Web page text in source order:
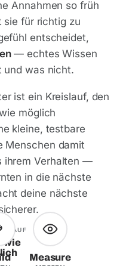
Annahmen so früh
sie für richtig zu
entscheidet,
— echtes Wissen
und was nicht.
ist ein Kreislauf, den
möglich
kleine, testbare
Menschen damit
ihrem Verhalten —
in die nächste
deine nächste
wie
Measure